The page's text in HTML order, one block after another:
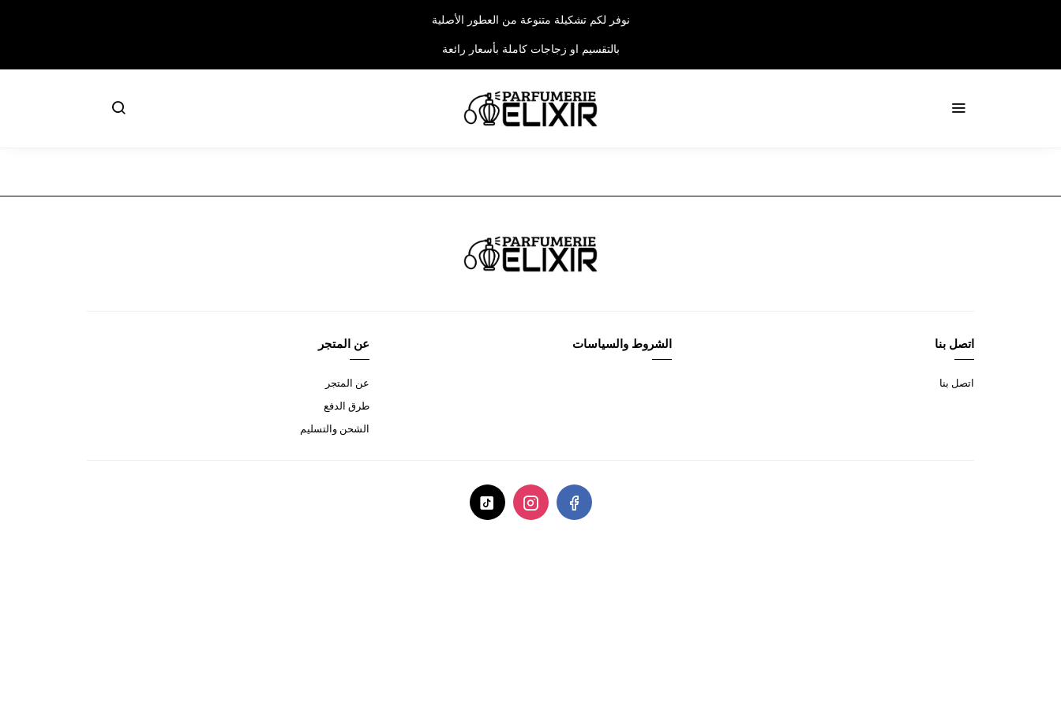
نوفر لكم تشكيلة متنوعة من العطور الأصلية
بالتقسيم او زجاجات كاملة بأسعار رائعة
اتصل بنا
اتصل بنا
الشروط والسياسات عن المتجر
عن المتجر
طرق الدفع
الشحن والتسليم